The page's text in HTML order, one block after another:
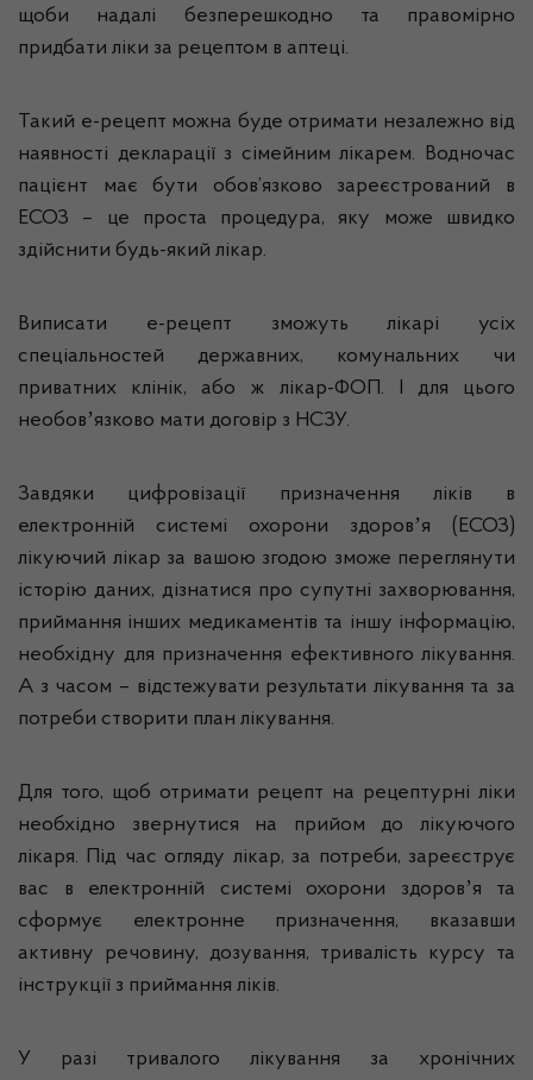
щоби надалі безперешкодно та правомірно
придбати ліки за рецептом в аптеці.
Такий е-рецепт можна буде отримати незалежно від
наявності декларації з сімейним лікарем. Водночас
пацієнт має бути обов’язково зареєстрований в
ЕСОЗ – це проста процедура, яку може швидко
здійснити будь-який лікар.
Виписати е-рецепт зможуть лікарі усіх
спеціальностей державних, комунальних чи
приватних клінік, або ж лікар-ФОП. І для цього
необовʼязково мати договір з НСЗУ.
Завдяки цифровізації призначення ліків в
електронній системі охорони здоровʼя (ЕСОЗ)
лікуючий лікар за вашою згодою зможе переглянути
історію даних, дізнатися про супутні захворювання,
приймання інших медикаментів та іншу інформацію,
необхідну для призначення ефективного лікування.
А з часом – відстежувати результати лікування та за
потреби створити план лікування.
Для того, щоб отримати рецепт на рецептурні ліки
необхідно звернутися на прийом до лікуючого
лікаря. Під час огляду лікар, за потреби, зареєструє
вас в електронній системі охорони здоровʼя та
сформує електронне призначення, вказавши
активну речовину, дозування, тривалість курсу та
інструкції з приймання ліків.
У разі тривалого лікування за хронічних